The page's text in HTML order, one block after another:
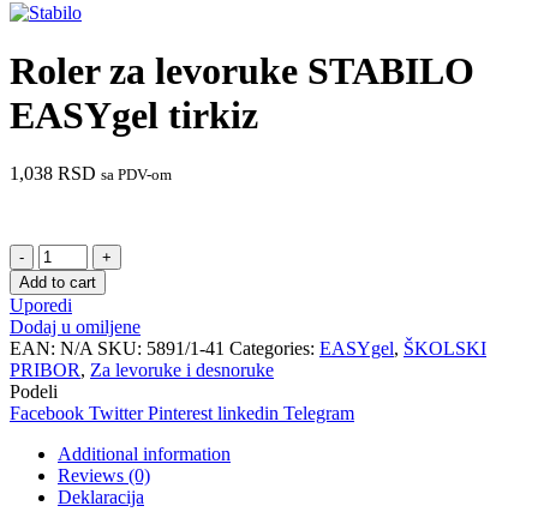
Roler za levoruke STABILO
EASYgel tirkiz
1,038 RSD sa PDV-om
Roler
za
levoruke
STABILO
EASYgel
tirkiz
quantity
Add to cart
Uporedi
Dodaj u omiljene
EAN: N/A SKU: 5891/1-41 Categories: EASYgel, ŠKOLSKI
PRIBOR, Za levoruke i desnoruke
Podeli
Facebook Twitter Pinterest linkedin Telegram
Additional information
Reviews (0)
Deklaracija